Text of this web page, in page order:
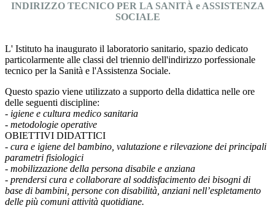
INDIRIZZO TECNICO PER LA SANITÀ e ASSISTENZA
SOCIALE
L' Istituto ha inaugurato il laboratorio sanitario, spazio dedicato
particolarmente alle classi del triennio dell'indirizzo porfessionale
tecnico per la Sanità e l'Assistenza Sociale.
Questo spazio viene utilizzato a supporto della didattica nelle ore
delle seguenti discipline:
- igiene e cultura medico sanitaria
- metodologie operative
OBIETTIVI DIDATTICI
- cura e igiene del bambino, valutazione e rilevazione dei principali
parametri fisiologici
- mobilizzazione della persona disabile e anziana
- prendersi cura e collaborare al soddisfacimento dei bisogni di
base di bambini, persone con disabilità, anziani nell’espletamento
delle più comuni attività quotidiane.